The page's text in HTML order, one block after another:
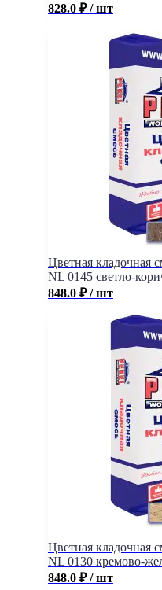
828.0 ₽ / шт
Цветная кладочная
NL 0145 светло-
848.0 ₽ / шт
Цветная кладочная
NL 0130 кремово-
848.0 ₽ / шт